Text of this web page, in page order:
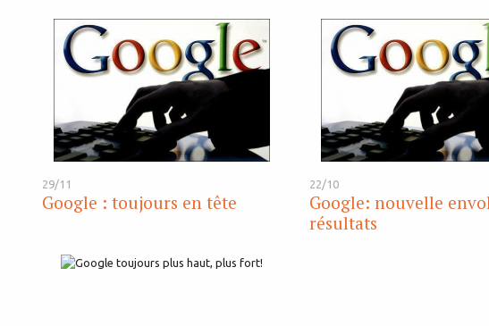
29/11
Google : toujours en tête
22/10
Google: nouvelle
résultats